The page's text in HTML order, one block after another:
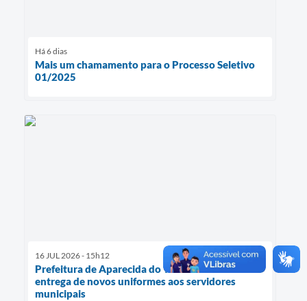
Há 6 dias
Mais um chamamento para o Processo Seletivo
01/2025
16 JUL 2026 - 15h12
Prefeitura de Aparecida do Taboado inicia a
entrega de novos uniformes aos servidores
municipais